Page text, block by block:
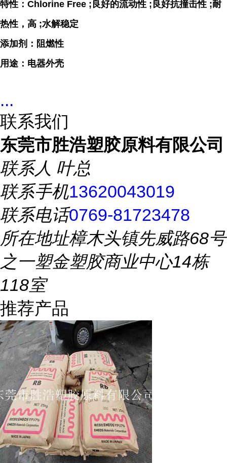
特性：Chlorine Free ;良好的流动性 ;良好抗撞击性 ;耐
热性，高 ;水解稳定
添加剂：阻燃性
用途：电器外壳
...
联系我们
东莞市胜浩塑胶原料有限公司
联系人 叶总
联系手机13620043019
联系电话0769-81723478
所在地址樟木头镇先威路68号
之一塑金塑胶商业中心14栋
118室
推荐产品